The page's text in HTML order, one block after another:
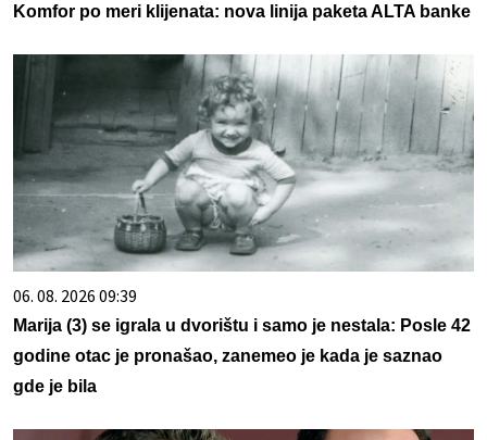
Komfor po meri klijenata: nova linija paketa ALTA banke
06. 08. 2026 09:39
Marija (3) se igrala u dvorištu i samo je nestala: Posle 42
godine otac je pronašao, zanemeo je kada je saznao
gde je bila